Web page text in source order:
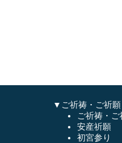
▼ご祈祷・ご祈願
ご祈祷・
安産祈願
初宮参り